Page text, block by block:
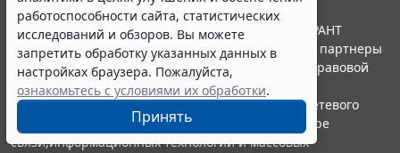
работоспособности сайта, статистических
исследований и обзоров. Вы можете
запретить обработку указанных данных в
настройках браузера. Пожалуйста,
ознакомьтесь с условиями их обработки.
Принять
© ООО "НПП "ГАРАНТ-СЕРВИС", 2026. Система ГАРАНТ
выпускается с 1990 года. Компания "Гарант" и ее партнеры
являются участниками Российской ассоциации правовой
информации ГАРАНТ.
Портал ГАРАНТ.РУ зарегистрирован в качестве сетевого
издания Федеральной службой по надзору в сфере
связи,информационных технологий и массовых